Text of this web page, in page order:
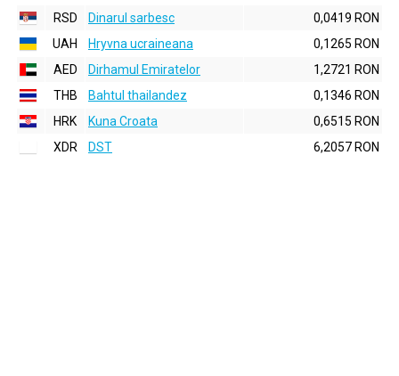
RSD
Dinarul sarbesc
0,0419 RON
UAH
Hryvna ucraineana
0,1265 RON
AED
Dirhamul Emiratelor
1,2721 RON
THB
Bahtul thailandez
0,1346 RON
HRK
Kuna Croata
0,6515 RON
XDR
DST 6,2057 RON